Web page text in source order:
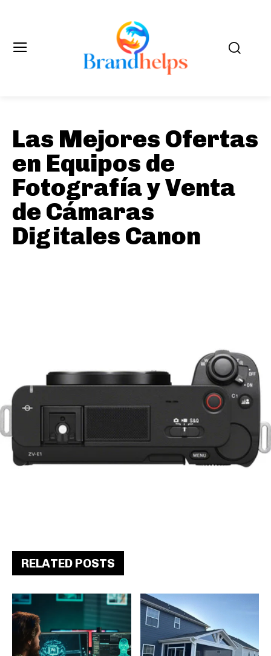
Las Mejores Ofertas
en Equipos de
Fotografía y Venta
de Cámaras
Digitales Canon
RELATED POSTS